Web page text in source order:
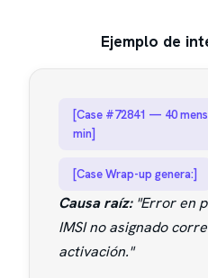
Ejemplo de
[Case #72841 — 40
min]
[Case Wrap-up genera:]
Causa raíz:"Error en
IMSI no asignado
activación."